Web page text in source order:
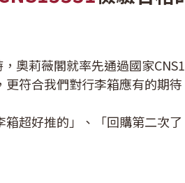
奧莉薇閣就率先通過國家
符合我們對行李箱應有的期待
箱超好推的」、「回購第二次